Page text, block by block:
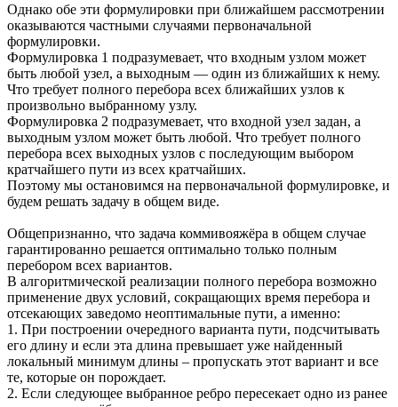
Однако обе эти формулировки при ближайшем рассмотрении
оказываются частными случаями первоначальной
формулировки.
Формулировка 1 подразумевает, что входным узлом может
быть любой узел, а выходным — один из ближайших к нему.
Что требует полного перебора всех ближайших узлов к
произвольно выбранному узлу.
Формулировка 2 подразумевает, что входной узел задан, а
выходным узлом может быть любой. Что требует полного
перебора всех выходных узлов с последующим выбором
кратчайшего пути из всех кратчайших.
Поэтому мы остановимся на первоначальной формулировке, и
будем решать задачу в общем виде.
Общепризнанно, что задача коммивояжёра в общем случае
гарантированно решается оптимально только полным
перебором всех вариантов.
В алгоритмической реализации полного перебора возможно
применение двух условий, сокращающих время перебора и
отсекающих заведомо неоптимальные пути, а именно:
1. При построении очередного варианта пути, подсчитывать
его длину и если эта длина превышает уже найденный
локальный минимум длины – пропускать этот вариант и все
те, которые он порождает.
2. Если следующее выбранное ребро пересекает одно из ранее